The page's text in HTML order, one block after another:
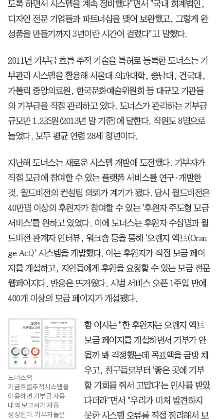
도록 하면서 시스템을 계속 정비했다"면서 "국내 회계법인,
디자인 전문 기업들과 파트너십을 맺어 보완했고, 그렇게 완
성품을 만들기까지 3년이란 시간이 걸렸다"고 말했다.
2011년 기부금 흐름 추적 기술을 특허로 등록한 도너스는 기
부관리 시스템을 활용해 서울대 의과대학, 충남대, 건국대,
가톨릭 중앙의료원, 한국문화예술위원회 등 대규모 기관들
의 기부금을 직접 관리하고 있다. 도너스가 관리하는 기부금
규모만 1.2조원(2013년 말 기준)에 달한다. 직원도 8명으로
늘었다. 모두 평균 연령 28세 청년이다.
지난해 도너스는 새로운 시스템 개발에 도전했다. 기부자가
직접 모금에 참여할 수 있는 플랫폼 서비스를 연구·개발한
것. 월드비전의 컨설팅 의뢰가 계기가 됐다. 당시 월드비전은
40만명 이상의 후원자가 참여할 수 있는 '후원자 주도형 모금
서비스'를 원하고 있었다. 이에 도너스는 후원자 수십명과 월
드비전 관계자 인터뷰, 워크숍 등을 통해 '오렌지 액트(Oran
ge Act)' 시스템을 개발했다. 이는 후원자가 직접 모금 페이
지를 개설하고, 지인들에게 후원을 요청할 수 있는 모금 전문
웹페이지다. 반응은 뜨거웠다. 시범 서비스 오픈 1주일 만에
400개 이상의 모금 페이지가 개설됐다.
도너스의
기금흐름추적시스템을
이용하면 기부금 사용
내역 보고서가 자동
생성된다. 기부자들은
함 이사는 "한 후원자는 오렌지 액트
모금 페이지를 개설하면서 기부가 안
될까 봐 걱정했는데 목표액을 금방 채
우고, 친구들로부터 '좋은 곳에 기부
할 기회를 줘서 고맙다'는 인사를 받았
다더라"면서 "우리가 미처 발견하지
못한 시스템 오류를 직접 정리해서 보